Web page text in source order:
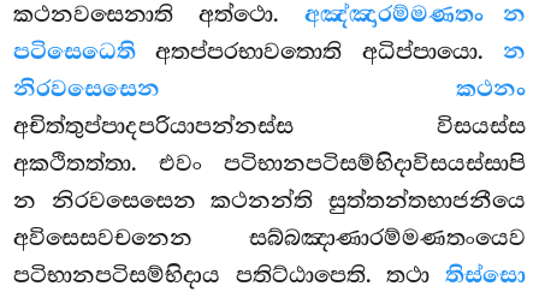
කථනවසෙනාති අත්ථො. අඤ්ඤාරම්මණතං න
පටිසෙධෙති අතප්පරභාවතොති අධිප්පායො. න
නිරවසෙසෙන කථනං
අචිත්තුප්පාදපරියාපන්නස්ස විසයස්ස
අකථිතත්තා. එවං පටිභානපටිසම්භිදාවිසයස්සාපි
න නිරවසෙසෙන කථනන්ති සුත්තන්තභාජනීයෙ
අවිසෙසවචනෙන සබ්බඤාණාරම්මණතංයෙව
පටිභානපටිසම්භිදාය පතිට්ඨාපෙති. තථා තිස්සො